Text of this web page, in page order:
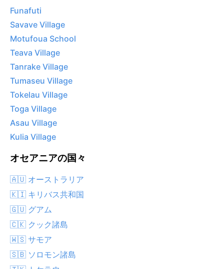
Funafuti
Savave Village
Motufoua School
Teava Village
Tanrake Village
Tumaseu Village
Tokelau Village
Toga Village
Asau Village
Kulia Village
オセアニアの国々
🇦🇺 オーストラリア
🇰🇮 キリバス共和国
🇬🇺 グアム
🇨🇰 クック諸島
🇼🇸 サモア
🇸🇧 ソロモン諸島